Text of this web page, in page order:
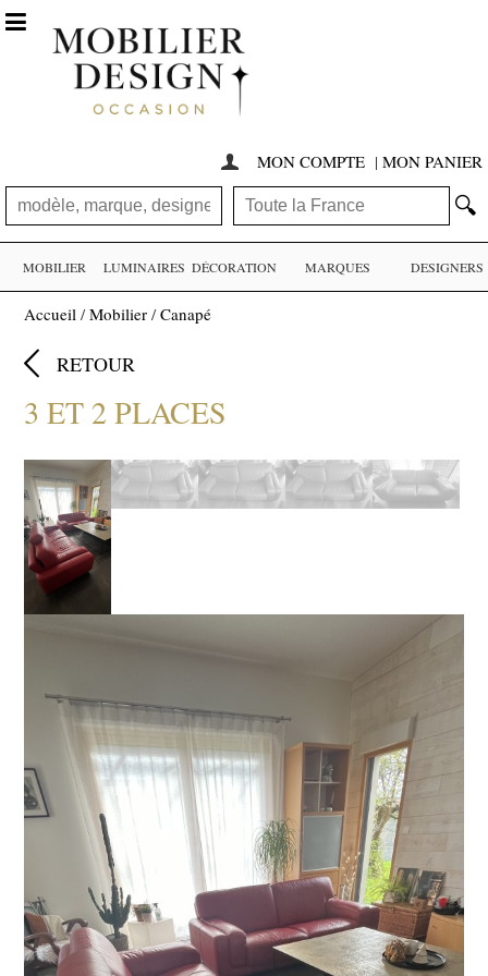
 MON COMPTE | MON PANIER
🔍

MOBILIER LUMINAIRES DÉCORATION MARQUES DESIGNERS
Accueil /Mobilier /Canapé
 RETOUR
3 ET 2 PLACES